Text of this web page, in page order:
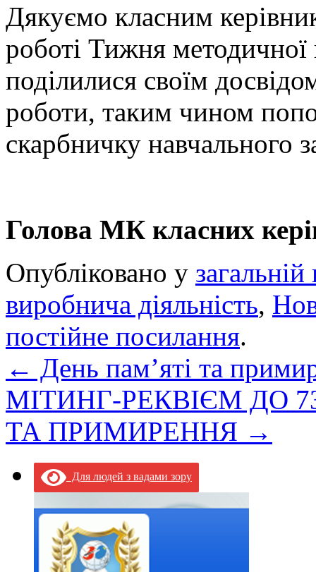
Дякуємо класним
роботі Тижня методичної
поділилися своїм
роботи, таким чином
скарбничку навчального
Голова МК класних
Опубліковано у загальній
виробнича діяльність,
постійне посилання.
← День пам’яті та
МІТИНГ-РЕКВІЄМ ДО
ТА ПРИМИРЕННЯ →
Для людей з вадами зору